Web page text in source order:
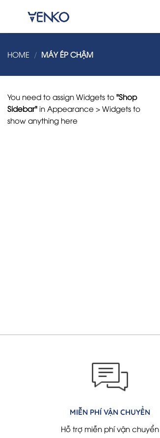
HOME / MÁY ÉP CHẬM
You need to assign Widgets to "Shop
Sidebar" in Appearance > Widgets to
show anything here
MIỄN PHÍ VẬN CHUYỂN
Hỗ trợ miễn phí vận chuyển